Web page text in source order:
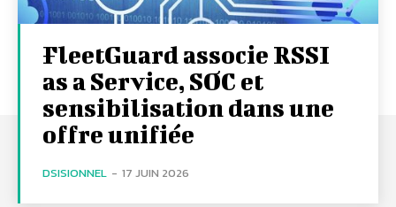
FleetGuard associe RSSI
as a Service, SOC et
sensibilisation dans une
offre unifiée
DSISIONNEL - 17 JUIN 2026